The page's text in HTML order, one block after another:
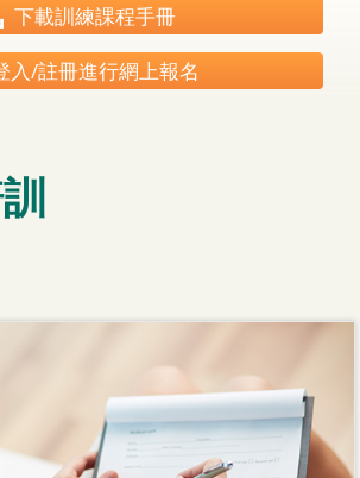
下載訓練課程手冊
入/註冊進行網上報名